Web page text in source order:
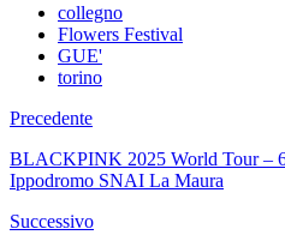
collegno
Flowers Festival
GUE'
torino
Precedente
BLACKPINK 2025 World Tour –
Ippodromo SNAI La Maura
Successivo